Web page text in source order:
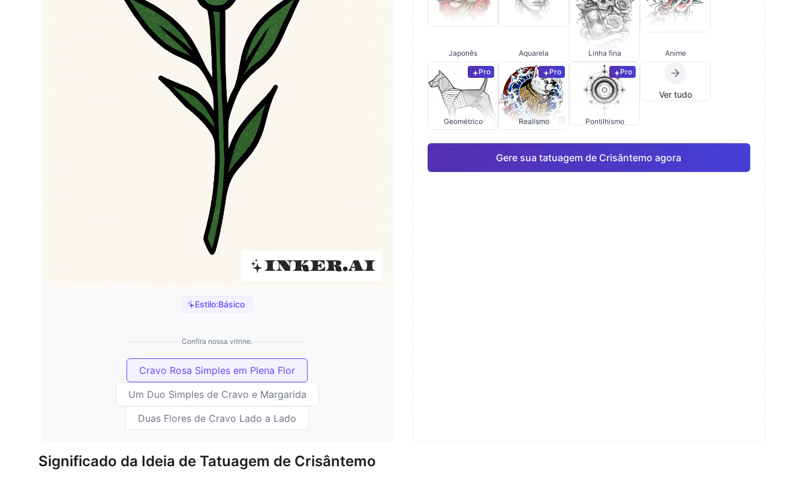
Estilo:Básico
Confira nossa vitrine.
Cravo Rosa Simples em Plena Flor
Um Duo Simples de Cravo e Margarida
Duas Flores de Cravo Lado a Lado
Japonês Aquarela Linha fina Anime
Pro
Geométrico
Pro
Realismo
Pro
Pontilhismo
Ver tudo
Gere sua tatuagem de Crisântemo agora
Significado da Ideia de Tatuagem de Crisântemo